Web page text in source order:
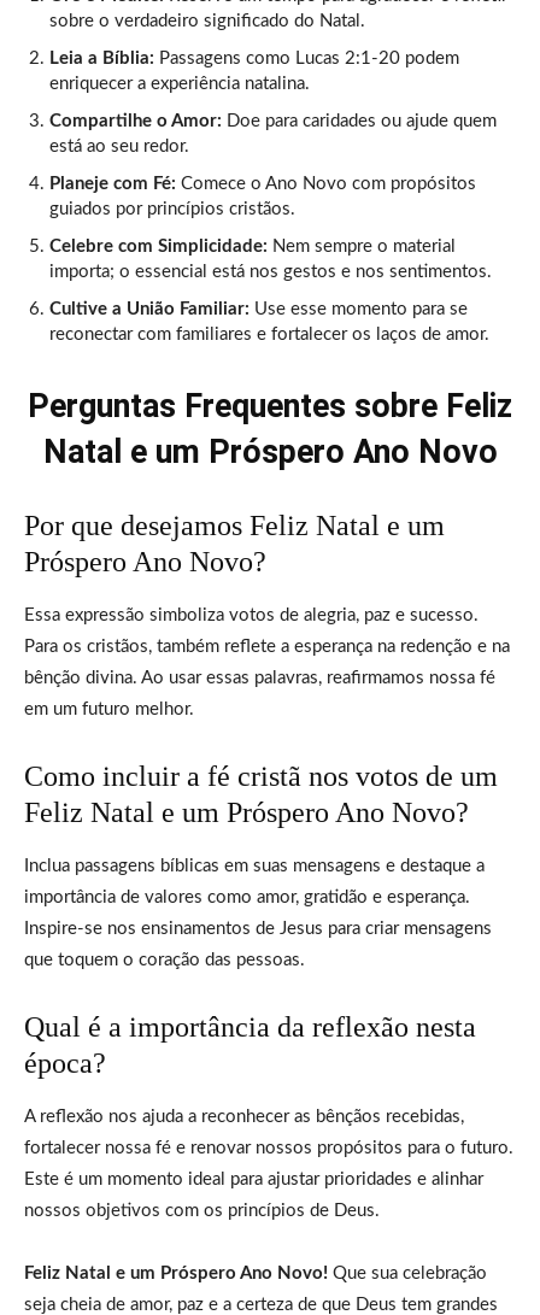
sobre o verdadeiro significado do Natal.
Leia a Bíblia: Passagens como Lucas 2:1-20 podem
enriquecer a experiência natalina.
Compartilhe o Amor: Doe para caridades ou ajude quem
está ao seu redor.
Planeje com Fé: Comece o Ano Novo com propósitos
guiados por princípios cristãos.
Celebre com Simplicidade: Nem sempre o material
importa; o essencial está nos gestos e nos sentimentos.
Cultive a União Familiar: Use esse momento para se
reconectar com familiares e fortalecer os laços de amor.
Perguntas Frequentes sobre Feliz
Natal e um Próspero Ano Novo
Por que desejamos Feliz Natal e um
Próspero Ano Novo?
Essa expressão simboliza votos de alegria, paz e sucesso.
Para os cristãos, também reflete a esperança na redenção e na
bênção divina. Ao usar essas palavras, reafirmamos nossa fé
em um futuro melhor.
Como incluir a fé cristã nos votos de um
Feliz Natal e um Próspero Ano Novo?
Inclua passagens bíblicas em suas mensagens e destaque a
importância de valores como amor, gratidão e esperança.
Inspire-se nos ensinamentos de Jesus para criar mensagens
que toquem o coração das pessoas.
Qual é a importância da reflexão nesta
época?
A reflexão nos ajuda a reconhecer as bênçãos recebidas,
fortalecer nossa fé e renovar nossos propósitos para o futuro.
Este é um momento ideal para ajustar prioridades e alinhar
nossos objetivos com os princípios de Deus.
Feliz Natal e um Próspero Ano Novo! Que sua celebração
seja cheia de amor, paz e a certeza de que Deus tem grandes